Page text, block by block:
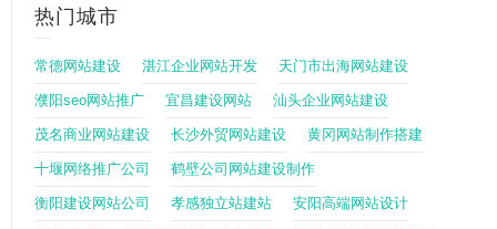
热门城市
常德网站建设 湛江企业网站开发 天门市出海网站建设
濮阳seo网站推广 宜昌建设网站 汕头企业网站建设
茂名商业网站建设 长沙外贸网站建设 黄冈网站制作搭建
十堰网络推广公司 鹤壁公司网站建设制作
衡阳建设网站公司 孝感独立站建站 安阳高端网站设计